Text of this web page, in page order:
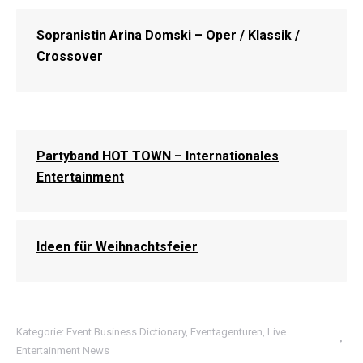
Sopranistin Arina Domski – Oper / Klassik /
Crossover
Partyband HOT TOWN – Internationales
Entertainment
Ideen für Weihnachtsfeier
Kategorie: Event Business Dictionary, Eventagenturen, Live
Entertainment News